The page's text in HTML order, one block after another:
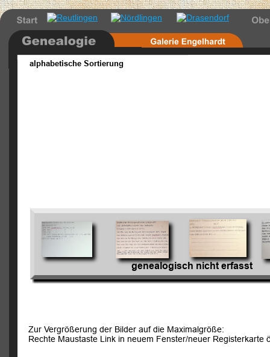
genealogisch nicht erfasst
alphabetische Sortierung
Zur Vergrößerung der Bilder auf die Maximalgröße:
Rechte Maustaste Link in neuem Fenster/neuer Registerkarte